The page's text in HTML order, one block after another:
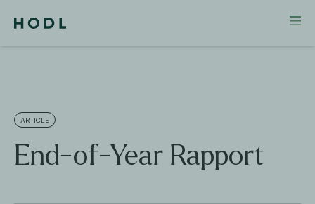
ARTICLE
End-of-Year Rapport